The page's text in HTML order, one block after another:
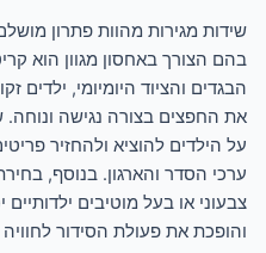
שידות מגירות מהוות פתרון
בהם הצורך באחסון מגוון הוא
הבגדים והציוד היומיומי,
את החפצים בצורה נגישה ונוחה.
על הילדים להוציא ולהחזיר
ערכי הסדר והארגון. בנוסף,
צבעוני או בעל מוטיבים
והופכת את פעולת הסידור